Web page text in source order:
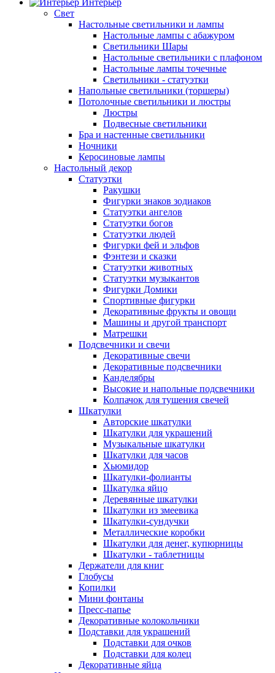
Интерьер
Свет
Настольные светильники и лампы
Настольные лампы с абажуром
Светильники Шары
Настольные светильники с плафоном
Настольные лампы точечные
Светильники - статуэтки
Напольные светильники (торшеры)
Потолочные светильники и люстры
Люстры
Подвесные светильники
Бра и настенные светильники
Ночники
Керосиновые лампы
Настольный декор
Статуэтки
Ракушки
Фигурки знаков зодиаков
Статуэтки ангелов
Статуэтки богов
Статуэтки людей
Фигурки фей и эльфов
Фэнтези и сказки
Статуэтки животных
Статуэтки музыкантов
Фигурки Домики
Спортивные фигурки
Декоративные фрукты и овощи
Машины и другой транспорт
Матрешки
Подсвечники и свечи
Декоративные свечи
Декоративные подсвечники
Канделябры
Высокие и напольные подсвечники
Колпачок для тушения свечей
Шкатулки
Авторские шкатулки
Шкатулки для украшений
Музыкальные шкатулки
Шкатулки для часов
Хьюмидор
Шкатулки-фолианты
Шкатулка яйцо
Деревянные шкатулки
Шкатулки из змеевика
Шкатулки-сундучки
Металлические коробки
Шкатулки для денег, купюрницы
Шкатулки - таблетницы
Держатели для книг
Глобусы
Копилки
Мини фонтаны
Пресс-папье
Декоративные колокольчики
Подставки для украшений
Подставки для очков
Подставки для колец
Декоративные яйца